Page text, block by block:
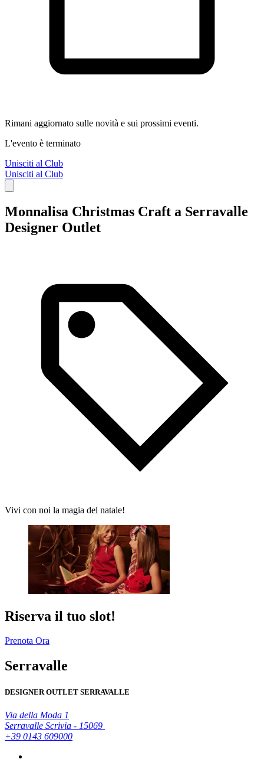
Rimani aggiornato sulle novità e sui prossimi eventi.
L'evento è terminato
Unisciti al Club
Unisciti al Club
Monnalisa Christmas Craft a Serravalle
Designer Outlet
Vivi con noi la magia del natale!
Riserva il tuo slot!
Prenota Ora
Serravalle
DESIGNER OUTLET SERRAVALLE
Via della Moda 1
Serravalle Scrivia - 15069
+39 0143 609000